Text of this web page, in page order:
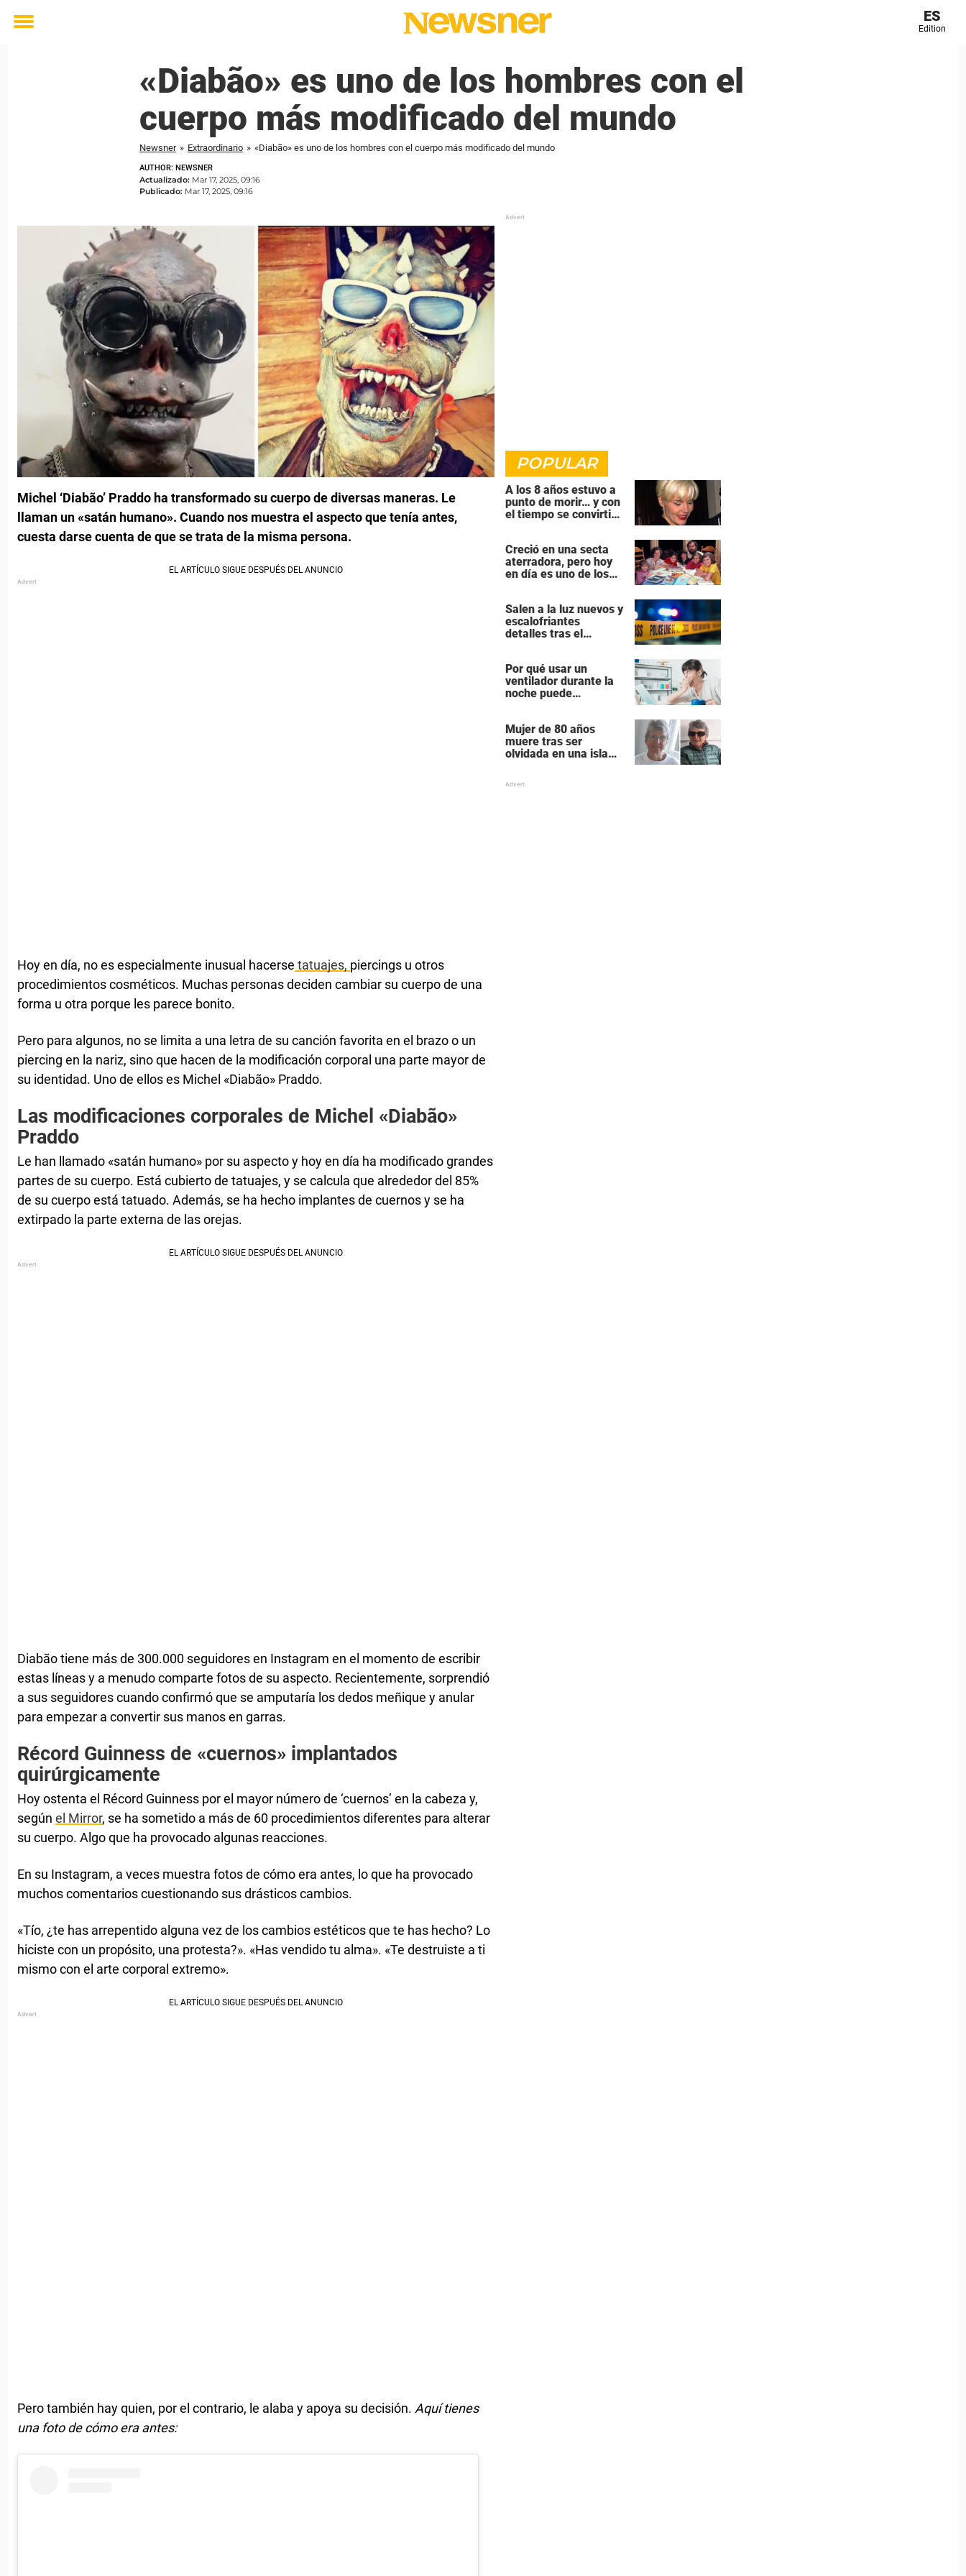
Toggle
ES
Edition
«Diabão» es uno de los hombres con el
cuerpo más modificado del mundo
Newsner » Extraordinario » «Diabão» es uno de los hombres con el cuerpo más modificado del mundo
AUTHOR: NEWSNER
Actualizado: Mar 17, 2025, 09:16
Publicado: Mar 17, 2025, 09:16
Michel ‘Diabão’ Praddo ha transformado su cuerpo de diversas maneras. Le
llaman un «satán humano». Cuando nos muestra el aspecto que tenía antes,
cuesta darse cuenta de que se trata de la misma persona.
Hoy en día, no es especialmente inusual hacerse tatuajes, piercings u otros
procedimientos cosméticos. Muchas personas deciden cambiar su cuerpo de una
forma u otra porque les parece bonito.
Pero para algunos, no se limita a una letra de su canción favorita en el brazo o un
piercing en la nariz, sino que hacen de la modificación corporal una parte mayor de
su identidad. Uno de ellos es Michel «Diabão» Praddo.
Las modificaciones corporales de Michel «Diabão»
Praddo
Le han llamado «satán humano» por su aspecto y hoy en día ha modificado grandes
partes de su cuerpo. Está cubierto de tatuajes, y se calcula que alrededor del 85%
de su cuerpo está tatuado. Además, se ha hecho implantes de cuernos y se ha
extirpado la parte externa de las orejas.
Diabão tiene más de 300.000 seguidores en Instagram en el momento de escribir
estas líneas y a menudo comparte fotos de su aspecto. Recientemente, sorprendió
a sus seguidores cuando confirmó que se amputaría los dedos meñique y anular
para empezar a convertir sus manos en garras.
Récord Guinness de «cuernos» implantados
quirúrgicamente
Hoy ostenta el Récord Guinness por el mayor número de ‘cuernos’ en la cabeza y,
según el Mirror, se ha sometido a más de 60 procedimientos diferentes para alterar
su cuerpo. Algo que ha provocado algunas reacciones.
En su Instagram, a veces muestra fotos de cómo era antes, lo que ha provocado
muchos comentarios cuestionando sus drásticos cambios.
«Tío, ¿te has arrepentido alguna vez de los cambios estéticos que te has hecho? Lo
hiciste con un propósito, una protesta?». «Has vendido tu alma». «Te destruiste a ti
mismo con el arte corporal extremo».
Pero también hay quien, por el contrario, le alaba y apoya su decisión. Aquí tienes
una foto de cómo era antes:
POPULAR
A los 8 años estuvo a
punto de morir… y con
el tiempo se convirtió
Hollywood
Creció en una secta
aterradora, pero hoy
en día es uno de los
Hollywood
Salen a la luz nuevos y
escalofriantes
detalles tras el
de siete miembros
Por qué usar un
ventilador durante la
noche puede
Mujer de 80 años
muere tras ser
olvidada en una isla